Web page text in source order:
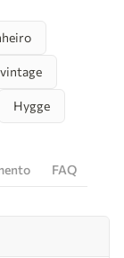
Hygge
FAQ